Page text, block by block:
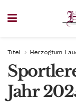
Titel Herzogtum
Jahr